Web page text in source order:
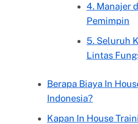
4. Manajer
Pemimpin
5. Seluruh
Lintas
Berapa Biaya In
Indonesia?
Kapan In House